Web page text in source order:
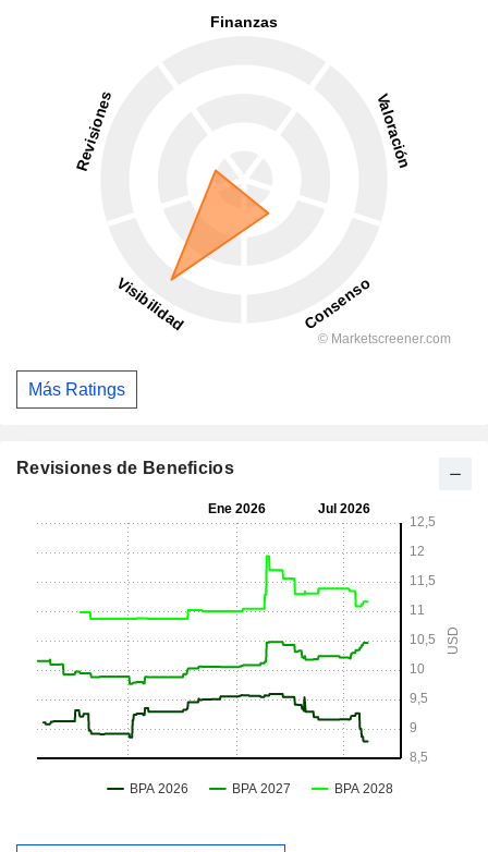
Más Ratings
Revisiones de Beneficios